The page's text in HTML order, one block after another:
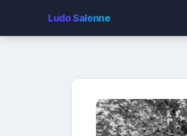
LudoSalenne